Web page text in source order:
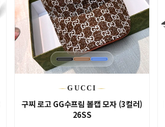
GUCCI
구찌 로고 GG수프림 볼캡 모자 (3컬러)
26SS